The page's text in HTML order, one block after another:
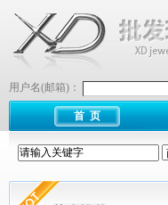
用户名(邮箱)：
首 页